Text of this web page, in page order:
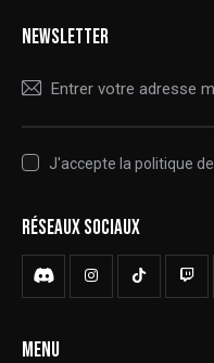
NEWSLETTER
J'accepte la politique de
RÉSEAUX SOCIAUX
MENU